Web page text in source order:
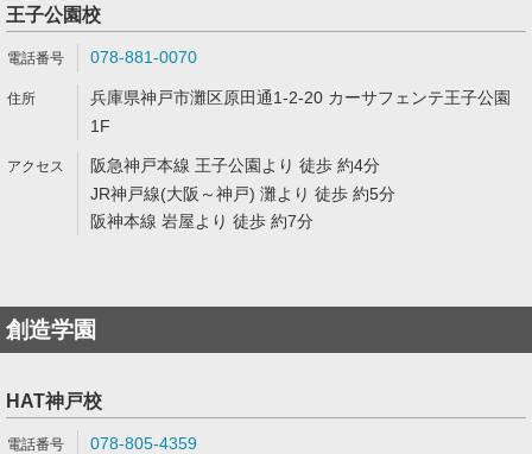
王子公園校
078-881-0070
兵庫県神戸市灘区原田通1-2-20 カーサフェンテ王子公園
1F
阪急神戸本線 王子公園より 徒歩 約4分
JR神戸線(大阪～神戸) 灘より 徒歩 約5分
阪神本線 岩屋より 徒歩 約7分
創造学園
HAT神戸校
078-805-4359